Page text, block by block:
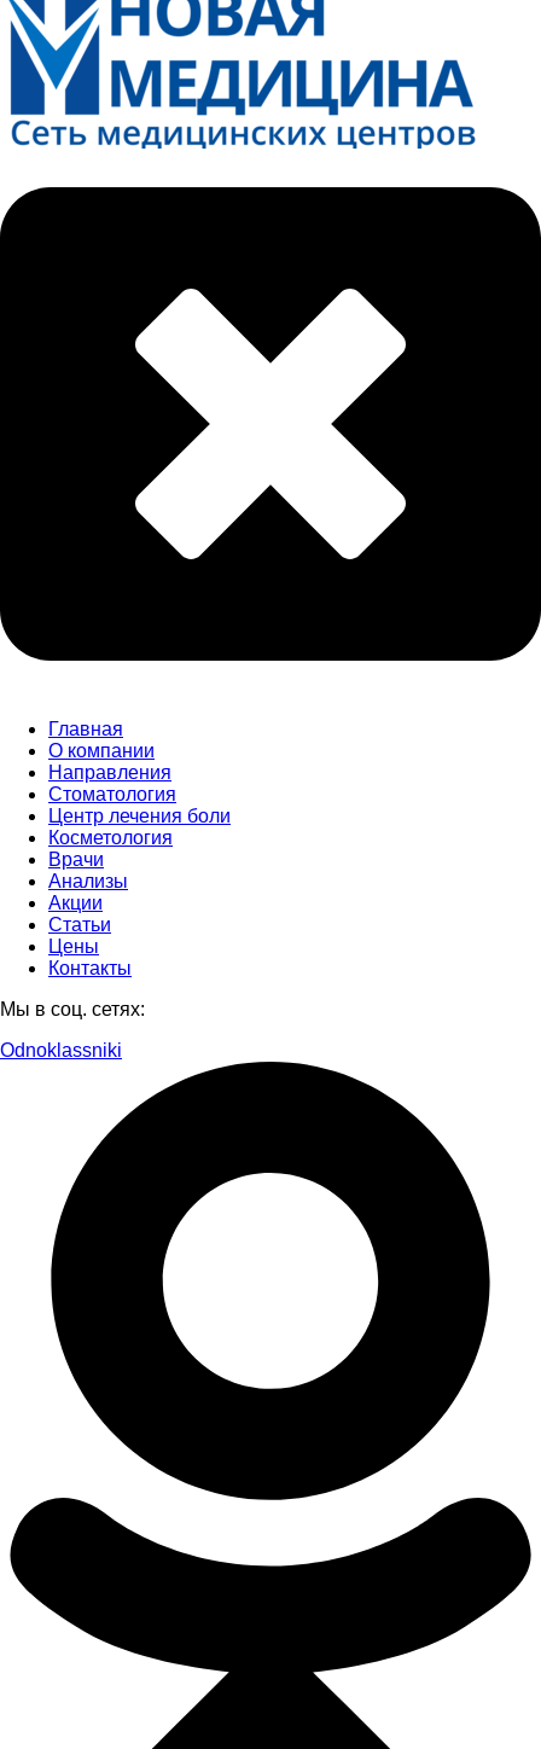
Главная
О компании
Направления
Стоматология
Центр лечения боли
Косметология
Врачи
Анализы
Акции
Статьи
Цены
Контакты
Мы в соц. сетях:
Odnoklassniki